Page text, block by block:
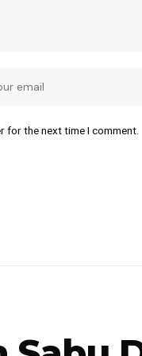
for the next time I comment.